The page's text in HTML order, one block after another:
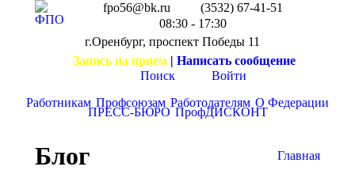
fpo56@bk.ru
(3532) 67-41-51
08:30 - 17:30
г.Оренбург, проспект Победы 11
Запись на прием | Написать сообщение
Поиск
Войти
Работникам Профсоюзам Работодателям О Федерации
ПРЕСС-БЮРО ПрофДИСКОНТ
Блог Главная